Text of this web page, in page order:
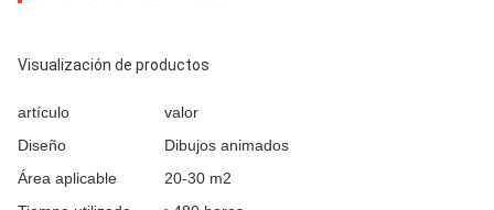
Visualización de productos
artículo
valor
Diseño
Dibujos animados
Área aplicable
20-30 m2